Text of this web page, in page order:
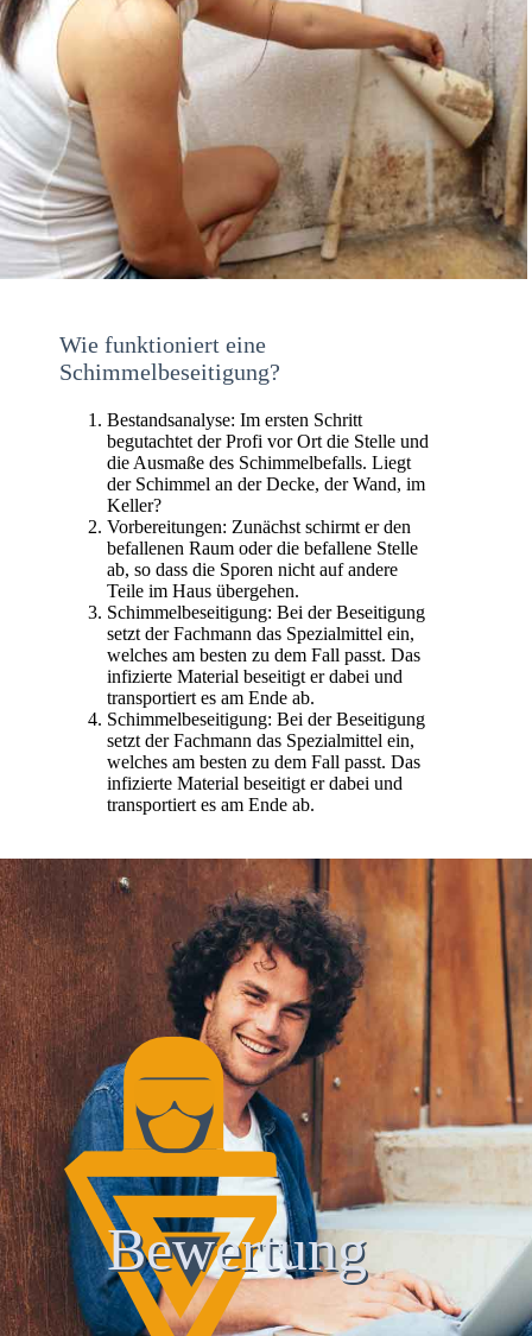
Wie funktioniert eine
Schimmelbeseitigung?
Bestandsanalyse: Im ersten Schritt
begutachtet der Profi vor Ort die Stelle und
die Ausmaße des Schimmelbefalls. Liegt
der Schimmel an der Decke, der Wand, im
Keller?
Vorbereitungen: Zunächst schirmt er den
befallenen Raum oder die befallene Stelle
ab, so dass die Sporen nicht auf andere
Teile im Haus übergehen.
Schimmelbeseitigung: Bei der Beseitigung
setzt der Fachmann das Spezialmittel ein,
welches am besten zu dem Fall passt. Das
infizierte Material beseitigt er dabei und
transportiert es am Ende ab.
Schimmelbeseitigung: Bei der Beseitigung
setzt der Fachmann das Spezialmittel ein,
welches am besten zu dem Fall passt. Das
infizierte Material beseitigt er dabei und
transportiert es am Ende ab.
Bewertung